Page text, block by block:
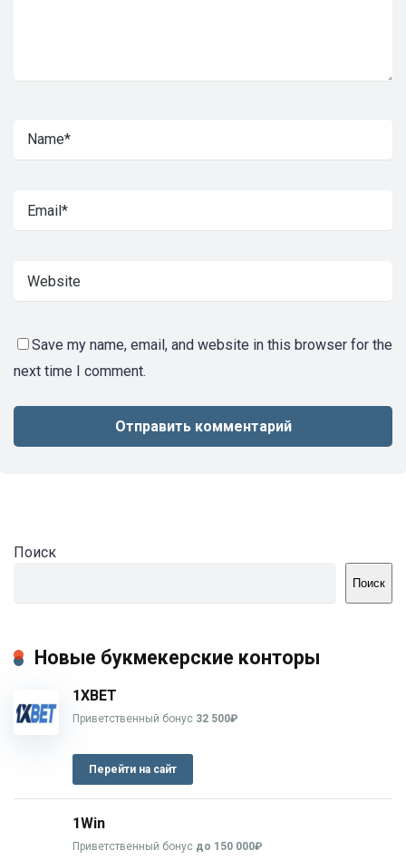
Save my name, email, and website in this browser for the
next time I comment.
Поиск
Поиск
Новые букмекерские конторы
1XBET
Приветственный бонус 32 500₽
Перейти на сайт
1Win
Приветственный бонус до 150 000₽